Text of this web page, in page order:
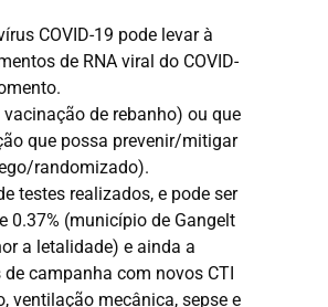
COVID-19 pode levar à
de RNA viral do COVID-
de rebanho) ou que
que possa prevenir/mitigar
randomizado).
testes realizados, e pode ser
0.37% (município de Gangelt
a letalidade) e ainda a
campanha com novos CTI
ventilação mecânica, sepse e